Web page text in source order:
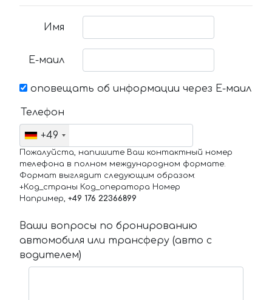
Имя
Е-маил
оповещать об информации через Е-маил
Телефон
+49
Пожалуйста, напишите Ваш контактный номер
телефона в полном международном формате.
Формат выглядит следующим образом:
+Код_страны Код_оператора Номер
Например, +49 176 22366899
Ваши вопросы по бронированию
автомобиля или трансферу (авто с
водителем)